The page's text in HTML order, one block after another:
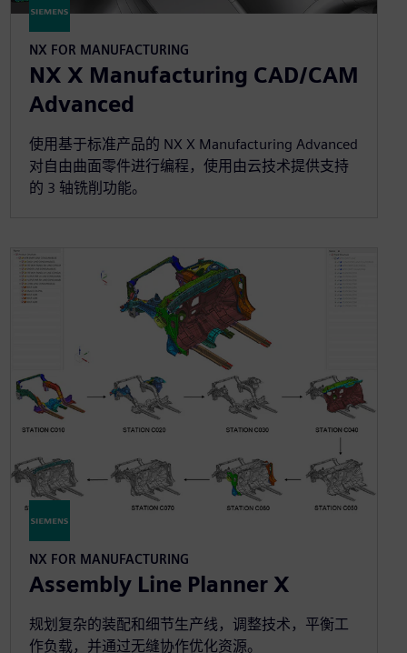
NX FOR MANUFACTURING
NX X Manufacturing CAD/CAM
Advanced
使用基于标准产品的 NX X Manufacturing Advanced
对自由曲面零件进行编程，使用由云技术提供支持
的 3 轴铣削功能。
NX FOR MANUFACTURING
Assembly Line Planner X
规划复杂的装配和细节生产线，调整技术，平衡工
作负载，并通过无缝协作优化资源。